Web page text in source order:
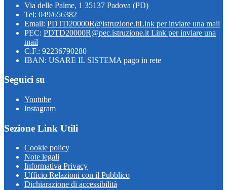
Via delle Palme, 1 35137 Padova (PD)
Tel: 049/656382
Email: PDTD20000R@istruzione.itLink per inviare una mail
PEC: PDTD20000R@pec.istruzione.it Link per inviare una
mail
C.F.: 92236790280
IBAN: USARE IL SISTEMA pago in rete
Seguici su
Youtube
Instagram
Sezione Link Utili
Cookie policy
Note legali
Informativa Privacy
Ufficio Relazioni con il Pubblico
Dichiarazione di accessibilità